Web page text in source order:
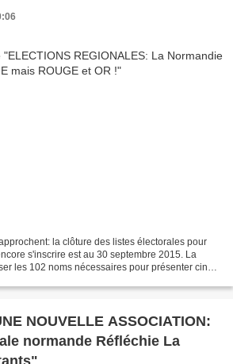
la clôture des listes électorales pour
s'inscrire est au 30 septembre 2015. La
les 102 noms nécessaires pour présenter cinq
NOUVELLE ASSOCIATION:
normande Réfléchie La